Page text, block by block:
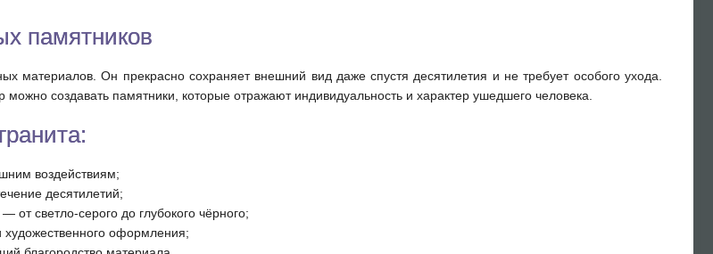
памятников
материалов. Он прекрасно сохраняет внешний вид даже спустя десятилетия и не требует особого ухода.
можно создавать памятники, которые отражают индивидуальность и характер ушедшего человека.
воздействиям;
десятилетий;
от светло-серого до глубокого чёрного;
оформления;